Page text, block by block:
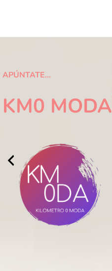
APÚNTATE…
KM0 MODA